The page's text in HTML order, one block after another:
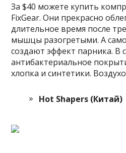
За $40 можете купить
FixGear. Они прекрасно
длительное время после
мышцы разогретыми. А
создают эффект парника. В
антибактериальное
хлопка и синтетики.
Hot Shapers (Китай)